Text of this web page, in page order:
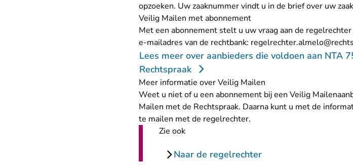
opzoeken. Uw zaaknummer vindt u in de brief over uw
Veilig Mailen met abonnement
Met een abonnement stelt u uw vraag aan de
e-mailadres van de rechtbank:
Lees meer over aanbieders die voldoen aan NTA
Rechtspraak
Meer informatie over Veilig Mailen
Weet u niet of u een abonnement bij een Veilig
Mailen met de Rechtspraak. Daarna kunt u met de
te mailen met de regelrechter.
Zie ook
Naar de regelrechter